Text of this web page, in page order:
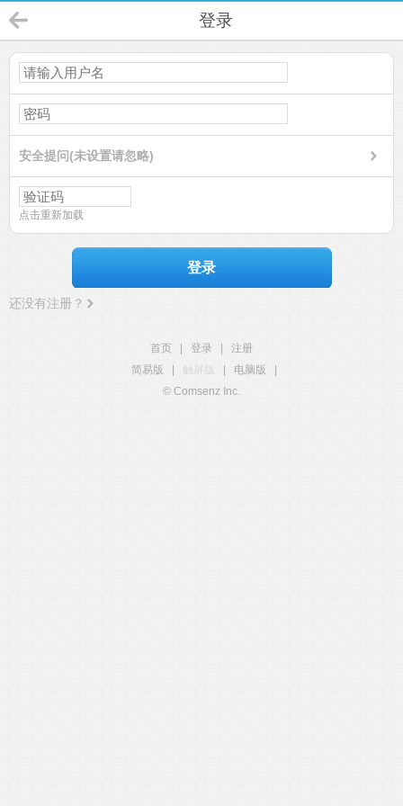
登录
安全提问(未设置请忽略)
点击重新加载
登录
还没有注册？
首页 登录
注册
简易版
触屏版 电脑版
© Comsenz Inc.